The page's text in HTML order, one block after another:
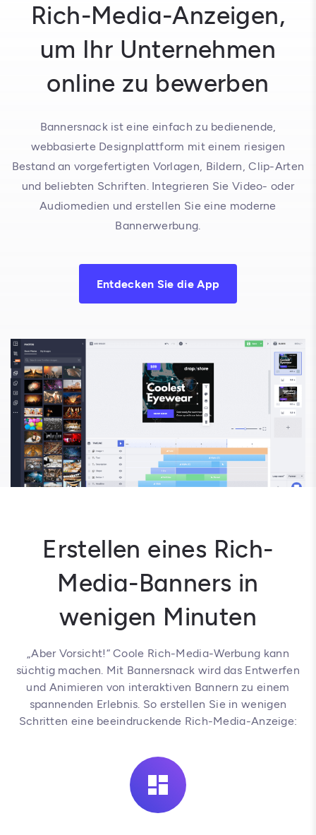
Rich-Media-Anzeigen,
um Ihr Unternehmen
online zu bewerben
Bannersnack ist eine einfach zu bedienende,
webbasierte Designplattform mit einem riesigen
Bestand an vorgefertigten Vorlagen, Bildern, Clip-Arten
und beliebten Schriften. Integrieren Sie Video- oder
Audiomedien und erstellen Sie eine moderne
Bannerwerbung.
Entdecken Sie die App
Erstellen eines Rich-
Media-Banners in
wenigen Minuten
„Aber Vorsicht!“ Coole Rich-Media-Werbung kann
süchtig machen. Mit Bannersnack wird das Entwerfen
und Animieren von interaktiven Bannern zu einem
spannenden Erlebnis. So erstellen Sie in wenigen
Schritten eine beeindruckende Rich-Media-Anzeige: